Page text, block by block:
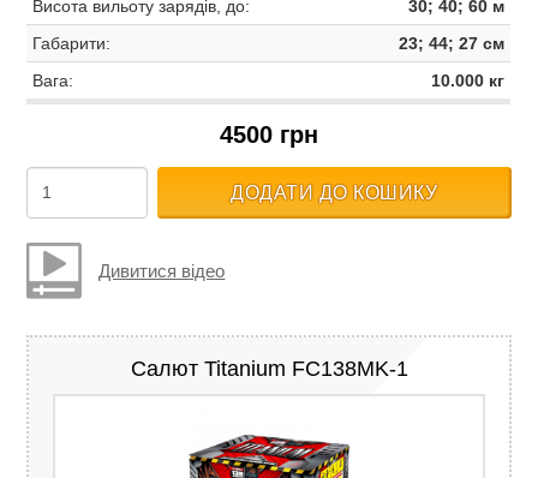
Висота вильоту зарядів, до:
30; 40; 60 м
Габарити:
23; 44; 27 см
Вага:
10.000 кг
4500 грн
ДОДАТИ ДО КОШИКУ
Дивитися відео
Салют Titanium FC138MK-1